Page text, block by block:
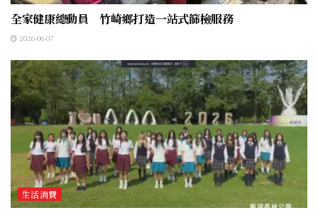
全家健康總動員 竹崎鄉打造一站式篩檢服務
2026-06-07
生活消費